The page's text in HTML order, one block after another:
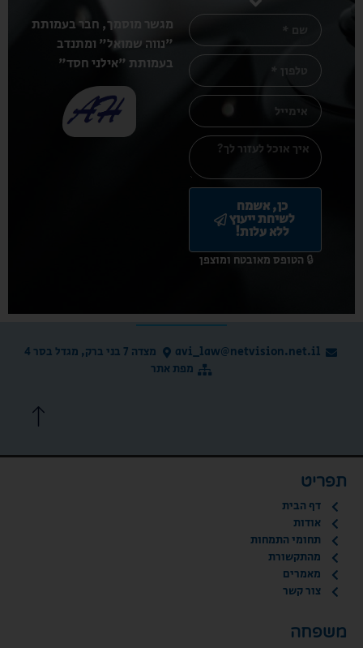
כן, אשמח
לשיחת ייעוץ
ללא עלות!
🔒 הטופס מאובטח ומוצפן
מגשר מוסמך, חבר בעמותת
"נווה שמואל" ומתנדב
בעמותת "אילני חסד"
avi_law@netvision.net.il
מצדה 7 בני ברק, מגדל בסר 4
מפת אתר
תפריט
דף הבית
אודות
תחומי התמחות
מהתקשורת
מאמרים
צור קשר
משפחה